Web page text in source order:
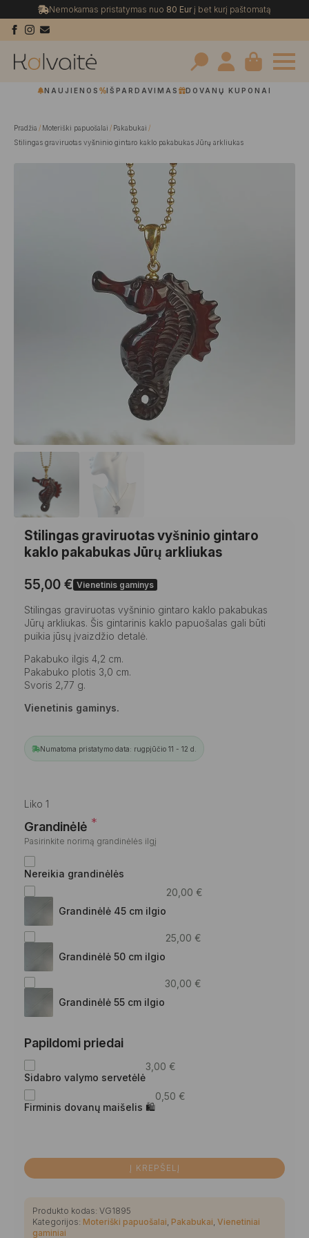
Nemokamas pristatymas nuo 80 Eurį bet kurį paštomatą
Search
NAUJIENOS IŠPARDAVIMAS DOVANŲ KUPONAI
Pradžia Moteriški papuošalai
Pakabukai
Stilingas graviruotas vyšninio gintaro kaklo pakabukas Jūrų arkliukas
Stilingas graviruotas vyšninio gintaro
kaklo pakabukas Jūrų arkliukas
55,00 € Vienetinis gaminys
Stilingas graviruotas vyšninio gintaro kaklo pakabukas
Jūrų arkliukas. Šis gintarinis kaklo papuošalas gali būti
puikia jūsų įvaizdžio detalė.
Pakabuko ilgis 4,2 cm.
Pakabuko plotis 3,0 cm.
Svoris 2,77 g.
Vienetinis gaminys.
Numatoma pristatymo data: rugpjūčio 11 - 12 d.
Liko 1
Grandinėlė *
Pasirinkite norimą grandinėlės ilgį
Nereikia grandinėlės
Grandinėlė 45 cm ilgio
20,00 €
Grandinėlė 50 cm ilgio
25,00 €
Grandinėlė 55 cm ilgio
30,00 €
Papildomi priedai
Sidabro valymo servetėlė
3,00 €
Firminis dovanų maišelis 🛍
0,50 €
Į KREPŠELĮ
Produkto kodas: VG1895
Kategorijos: Moteriški papuošalai Pakabukai Vienetiniai
gaminiai